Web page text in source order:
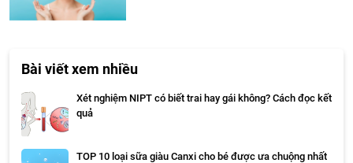
Bài viết xem nhiều
Xét nghiệm NIPT có biết trai hay gái không? Cách đọc kết
quả
TOP 10 loại sữa giàu Canxi cho bé được ưa chuộng nhất